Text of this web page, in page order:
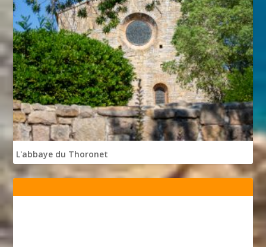
L'abbaye du Thoronet